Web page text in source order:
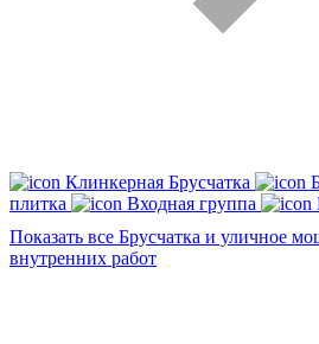
Клинкерная Брусчатка
плитка
Входная группа
Показать все Брусчатка и уличное
внутренних работ